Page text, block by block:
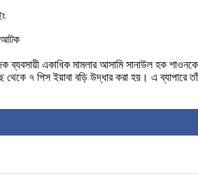
ব্যবসায়ী একাধিক মামলার আসামি সানাউল হক
৭ পিস ইয়াবা বড়ি উদ্ধার করা হয়। এ ব্যাপারে